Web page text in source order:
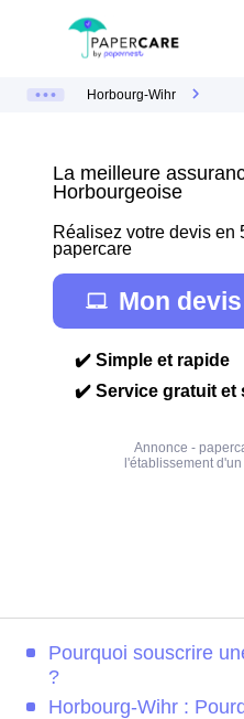
Horbourg-Wihr
La meilleure
Horbourgeoise
Réalisez votre devis en
papercare
Mon devis
✔️ Simple et rapide
✔️ Service gratuit et
Annonce -
l'établissement
Pourquoi souscrire
?
Horbourg-Wihr :